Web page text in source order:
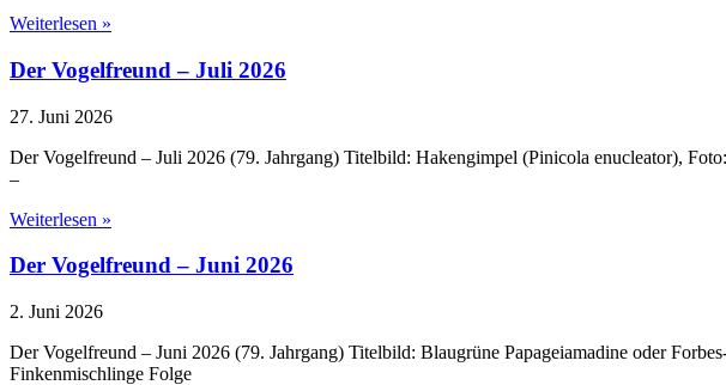
Weiterlesen »
Der Vogelfreund – Juli 2026
27. Juni 2026
Der Vogelfreund – Juli 2026 (79. Jahrgang) Titelbild: Hakengimpel (Pinicola enucleator),
–
Weiterlesen »
Der Vogelfreund – Juni 2026
2. Juni 2026
Der Vogelfreund – Juni 2026 (79. Jahrgang) Titelbild: Blaugrüne Papageiamadine oder
Finkenmischlinge Folge